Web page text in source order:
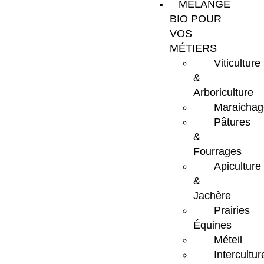
MÉLANGE
BIO POUR
VOS
MÉTIERS
Viticulture
&
Arboriculture
Pâtures
&
Fourrages
Apiculture
&
Jachère
Prairies
Équines
Méteil